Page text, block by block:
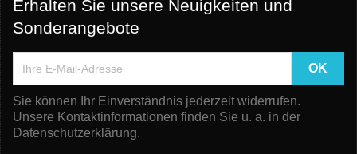
Erhalten Sie unsere Neuigkeiten und
Sonderangebote
Sie können Ihr Einverständnis jederzeit widerrufen.
Unsere Kontaktinformationen finden Sie u. a. in der
Datenschutzerklärung.